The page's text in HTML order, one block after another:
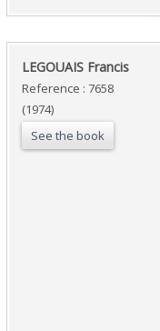
‎LEGOUAIS Francis‎
Reference : 7658
(1974)
See the book